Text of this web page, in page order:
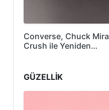
Converse, Chuck
Crush ile Yeniden…
GÜZELLİK